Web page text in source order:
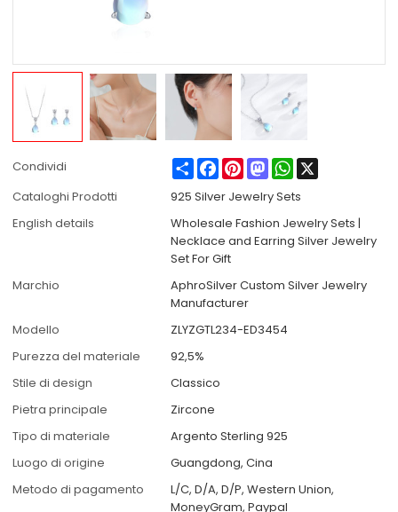
Condividi ShareFacebook
PinterestMastodonWhatsApp
Cataloghi Prodotti
925 Silver Jewelry Sets
English details
Wholesale Fashion Jewelry Sets |
Necklace and Earring Silver Jewelry
Set For Gift​
Marchio
AphroSilver Custom Silver Jewelry
Manufacturer
Modello
ZLYZGTL234-ED3454
Purezza del materiale
92,5%
Stile di design
Classico
Pietra principale
Zircone
Tipo di materiale
Argento Sterling 925
Luogo di origine
Guangdong, Cina
Metodo di pagamento
L/C, D/A, D/P, Western Union,
MoneyGram, Paypal